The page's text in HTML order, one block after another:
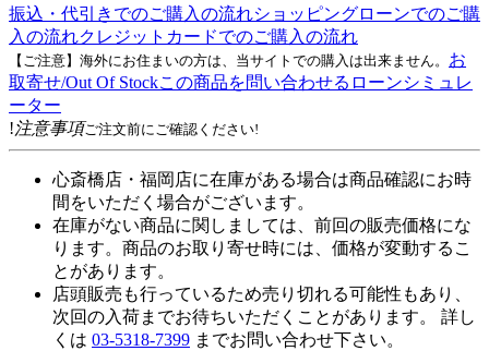
振込・代引きでのご購入の流れショッピングローンでのご購
入の流れクレジットカードでのご購入の流れ
【ご注意】海外にお住まいの方は、当サイトでの購入は出来ません。 お
取寄せ/Out Of Stockこの商品を問い合わせる ローンシミュレ
ーター
!注意事項ご注文前にご確認ください!
心斎橋店・福岡店に在庫がある場合は商品確認にお時
間をいただく場合がございます。
在庫がない商品に関しましては、前回の販売価格にな
ります。商品のお取り寄せ時には、価格が変動するこ
とがあります。
店頭販売も行っているため売り切れる可能性もあり、
次回の入荷までお待ちいただくことがあります。 詳し
くは 03-5318-7399 までお問い合わせ下さい。